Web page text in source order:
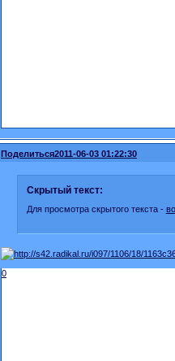
Поделиться2011-06-03 01:22:30
Скрытый текст:
Для просмотра скрытого текста -
0